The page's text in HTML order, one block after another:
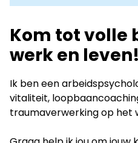
Kom tot volle
werk en leven!
Ik ben een
vitaliteit,
traumaverwerking op het